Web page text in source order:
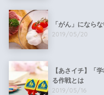
「がん」になら
2019/05/20
【あさイチ】「
る作戦とは
2019/05/16